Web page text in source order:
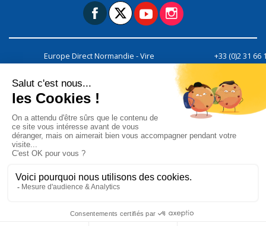
Europe Direct Normandie - Vire
CREAN - Centre régional officiel
d'information sur l'Union européenne
Les Champs de Tracy - Route de Caen
14500Vire Normandie
+33 (0)2 31 66
Nous
Nous utilisons des cookies pour vous garantir la meilleure
notre site. En poursuivant votre visite sur notre site, vous